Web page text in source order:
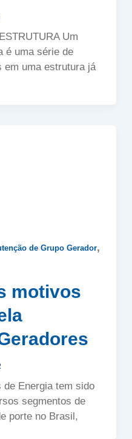
Um
é uma série de
em uma estrutura já
de Grupo Gerador,
motivos
de Energia tem sido
segmentos de
porte no Brasil,